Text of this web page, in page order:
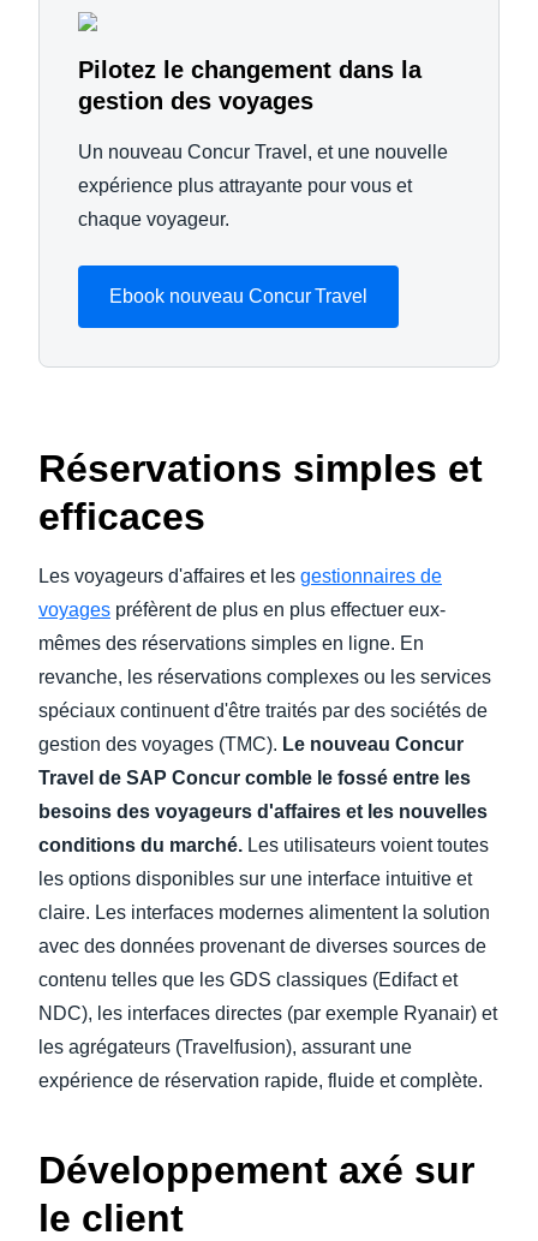
Pilotez le changement dans la
gestion des voyages
Un nouveau Concur Travel, et une nouvelle
expérience plus attrayante pour vous et
chaque voyageur.
Ebook nouveau Concur Travel
Réservations simples et
efficaces
Les voyageurs d'affaires et les gestionnaires de
voyages préfèrent de plus en plus effectuer eux-
mêmes des réservations simples en ligne. En
revanche, les réservations complexes ou les services
spéciaux continuent d'être traités par des sociétés de
gestion des voyages (TMC). Le nouveau Concur
Travel de SAP Concur comble le fossé entre les
besoins des voyageurs d'affaires et les nouvelles
conditions du marché. Les utilisateurs voient toutes
les options disponibles sur une interface intuitive et
claire. Les interfaces modernes alimentent la solution
avec des données provenant de diverses sources de
contenu telles que les GDS classiques (Edifact et
NDC), les interfaces directes (par exemple Ryanair) et
les agrégateurs (Travelfusion), assurant une
expérience de réservation rapide, fluide et complète.
Développement axé sur
le client